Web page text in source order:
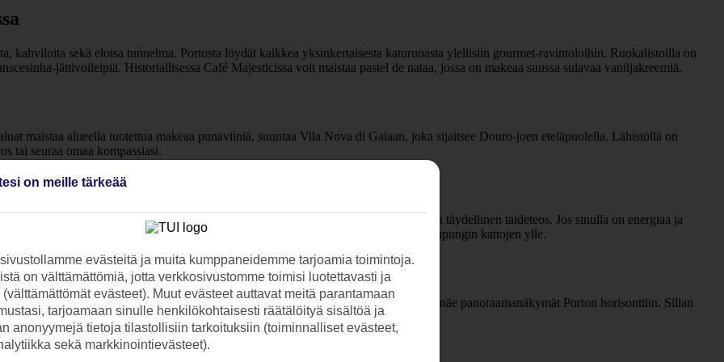
kahviloita sekä eloisa tunnelma. Portosta löydät kaikkea yksinkertaisesta katuruoasta ylellisiin gourmet-ravintoloihin. Ruokalistoilla on
jättivoileipiä. Historiallisessa Café Majesticissa voit maistaa pastel de nataa, jossa on makeaa suussa sulavaa vaniljakreemiä.
maistaa alueella tuotettua makeaa punaviiniä, suuntaa Vila Nova di Gaiaan, joka sijaitsee Douro-joen eteläpuolella. Lähistöllä on
tai seuraa omaa kompassiasi.
torni
Sen seinät on koristeltu kahdella tuhannella sinivalkoisella laatalla ja rakennus on kuin täydellinen taideteos. Jos sinulla on energiaa ja
on yksi Porton nähtävyyksistä. Ylhäältä näet postikorttimaisen kauniin näkymän kaupungin kattojen ylle.
Ponte Dom Luís I, joka oli rakennettaessa maailman pisin. Kävele sillan yli ja näe panoraamanäkymät Porton horisonttiin. Sillan
ylle.
on meille tärkeää
evästeitä ja muita kumppaneidemme tarjoamia toimintoja.
on välttämättömiä, jotta verkkosivustomme toimisi luotettavasti ja
evästeet). Muut evästeet auttavat meitä parantamaan
tarjoamaan sinulle henkilökohtaisesti räätälöityä sisältöä ja
anonyymejä tietoja tilastollisiin tarkoituksiin (toiminnalliset evästeet,
sekä markkinointievästeet).